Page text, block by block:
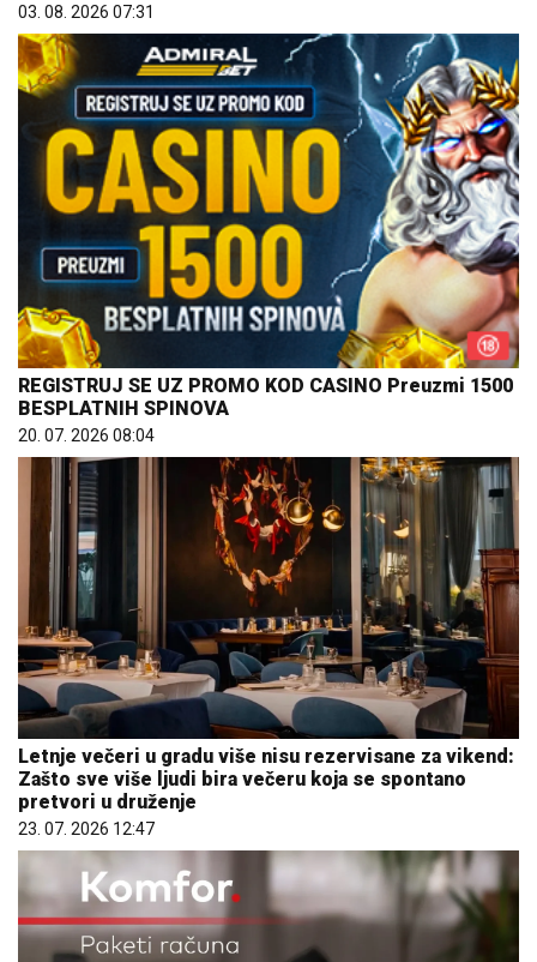
03. 08. 2026 07:31
REGISTRUJ SE UZ PROMO KOD CASINO Preuzmi 1500
BESPLATNIH SPINOVA
20. 07. 2026 08:04
Letnje večeri u gradu više nisu rezervisane za vikend:
Zašto sve više ljudi bira večeru koja se spontano
pretvori u druženje
23. 07. 2026 12:47